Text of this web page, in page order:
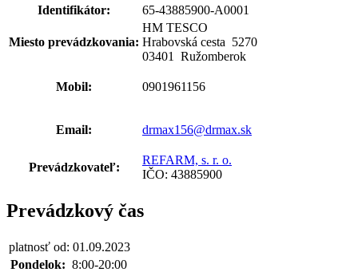
Identifikátor:
65-43885900-A0001
Miesto prevádzkovania:
HM TESCO
Hrabovská cesta 5270
03401 Ružomberok
Mobil: 0901961156
Email: drmax156@drmax.sk
Prevádzkovateľ:
REFARM, s. r. o.
IČO: 43885900
Prevádzkový čas
platnosť od: 01.09.2023
Pondelok: 8:00-20:00